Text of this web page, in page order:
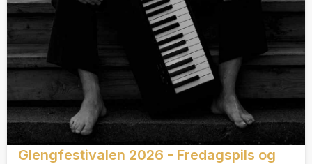
Glengfestivalen 2026 - Fredagspils og